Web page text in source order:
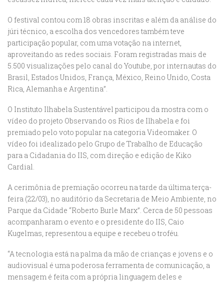
O festival contou com 18 obras inscritas e além da análise do
júri técnico, a escolha dos vencedores também teve
participação popular, com uma votação na internet,
aproveitando as redes sociais. Foram registradas mais de
5.500 visualizações pelo canal do Youtube, por internautas do
Brasil, Estados Unidos, França, México, Reino Unido, Costa
Rica, Alemanha e Argentina”.
O Instituto Ilhabela Sustentável participou da mostra com o
vídeo do projeto Observando os Rios de Ilhabela e foi
premiado pelo voto popular na categoria Videomaker. O
vídeo foi idealizado pelo Grupo de Trabalho de Educação
para a Cidadania do IIS, com direção e edição de Kiko
Cardial.
A cerimônia de premiação ocorreu na tarde da última terça-
feira (22/03), no auditório da Secretaria de Meio Ambiente, no
Parque da Cidade “Roberto Burle Marx”. Cerca de 50 pessoas
acompanharam o evento e o presidente do IIS, Caio
Kugelmas, representou a equipe e recebeu o troféu.
“A tecnologia está na palma da mão de crianças e jovens e o
audiovisual é uma poderosa ferramenta de comunicação, a
mensagem é feita com a própria linguagem deles e